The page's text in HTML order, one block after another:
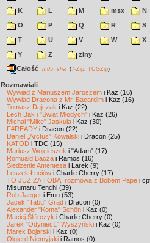
K
L M msx
N
O
P Q R
S
T
U V W
X
Y
Z
ziny
Całość md5 sha (7-Zip TUGZip)
Rozmawiali
Wywiad z Mariuszem Jaroszem i Kaz (16)
Wywiad Dracona z Mr. Bacardim i Kaz (16)
Tomasz Dajczak i Kaz (22)
Lech Bąk i "Świat Młodych" i Kaz (26)
Michał "Mike" Jaskuła i Kaz (30)
F#READY i Dracon (22)
Daniel „Arctus” Kowalski i Dracon (25)
KATOD i TDC (15)
Mariusz Wojcieszek i "Adam" (17)
Romuald Bacza i Ramos (16)
Śledzenie Amentesa i Larek (9)
Leszek Łuciów i Charlie Cherry (17)
TO JUŻ ZA TOBĄ: rozmowa z Bobem Pape i
Misumaru Tenchi (39)
Rob Jaeger i Emu (53)
Jacek "Tabu" Grad i Dracon (0)
Alexander "Koma" Schön i Kaz (0)
Maciej Ślifirczyk i Charlie Cherry (0)
Jarek "Odyniec1" Wyszyński i Kaz (0)
Marek Bojarski i Kaz (0)
Olgierd Niemyjski i Ramos (0)